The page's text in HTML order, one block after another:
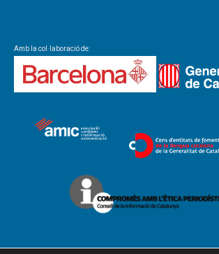
Amb la col·laboració de: